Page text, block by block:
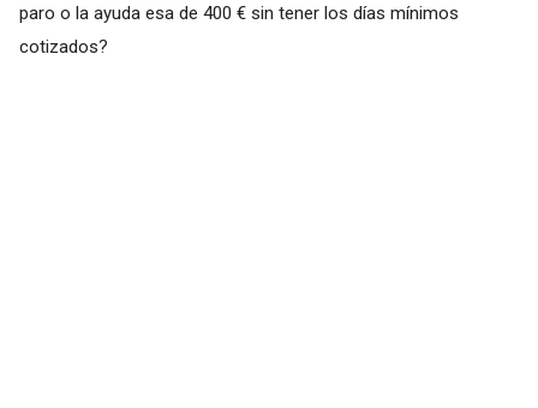
paro o la ayuda esa de 400 € sin tener los días mínimos
cotizados?